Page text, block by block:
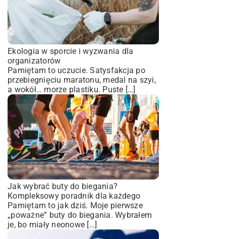
Ekologia w sporcie i wyzwania dla
organizatorów
Pamiętam to uczucie. Satysfakcja po
przebiegnięciu maratonu, medal na szyi,
a wokół… morze plastiku. Puste […]
Jak wybrać buty do biegania?
Kompleksowy poradnik dla każdego
Pamiętam to jak dziś. Moje pierwsze
„poważne” buty do biegania. Wybrałem
je, bo miały neonowe […]